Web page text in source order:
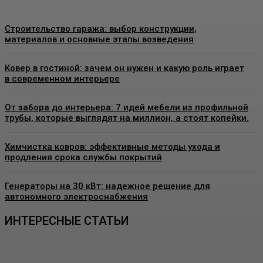
Строительство гаража: выбор конструкции,
материалов и основные этапы возведения
Ковер в гостиной: зачем он нужен и какую роль играет
в современном интерьере
От забора до интерьера: 7 идей мебели из профильной
трубы, которые выглядят на миллион, а стоят копейки.
Химчистка ковров: эффективные методы ухода и
продления срока службы покрытий
Генераторы на 30 кВт: надежное решение для
автономного электроснабжения
ИНТЕРЕСНЫЕ СТАТЬИ